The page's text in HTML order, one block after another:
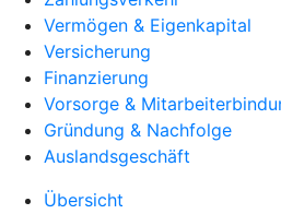
Vermögen & Eigenkapital
Versicherung
Finanzierung
Vorsorge &
Gründung & Nachfolge
Auslandsgeschäft
Übersicht